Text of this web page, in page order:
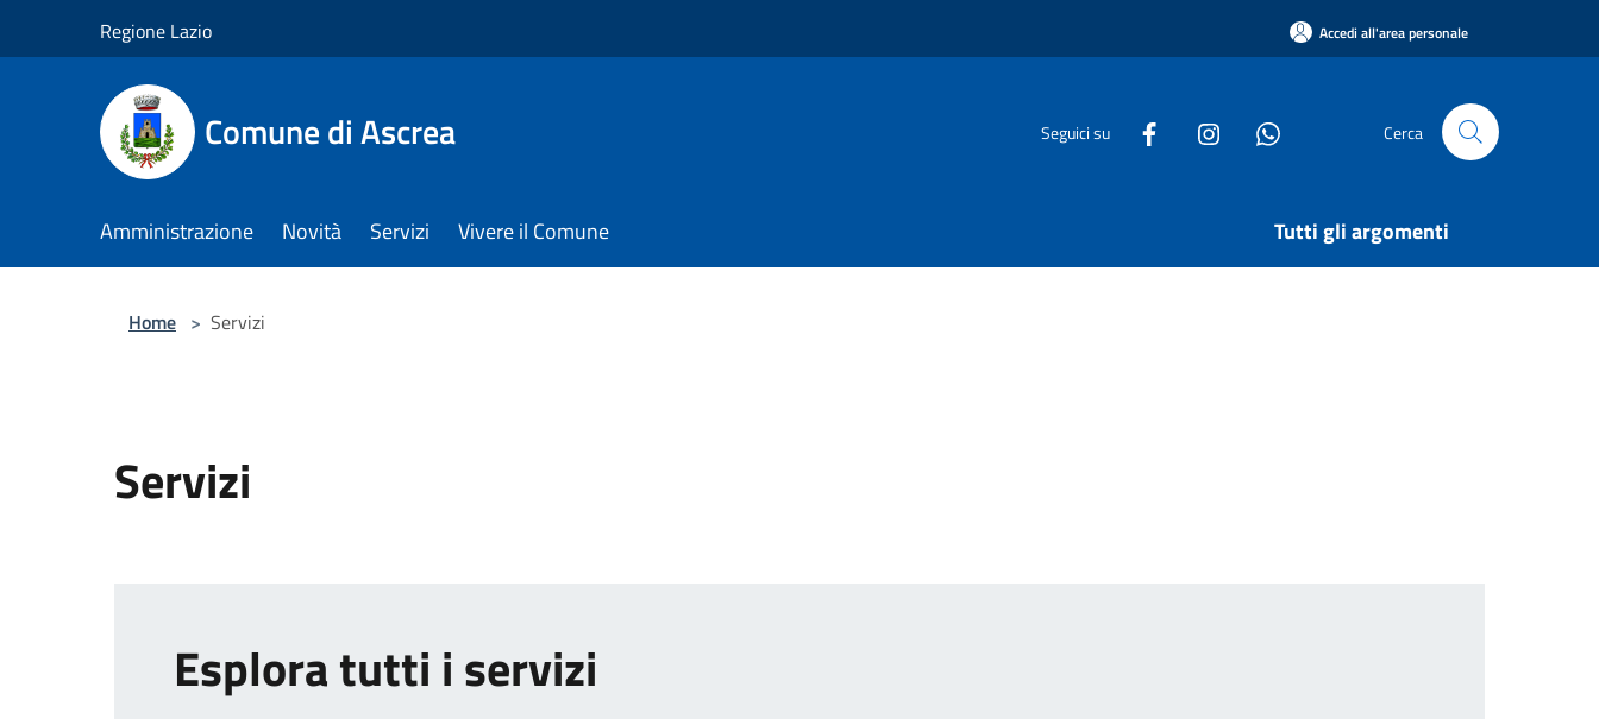
Regione Lazio Accedi all'area personale
Comune di Ascrea Seguici su Cerca
Amministrazione Novità Servizi Vivere il Comune Tutti gli argomenti
Home > Servizi
Servizi
Esplora tutti i servizi